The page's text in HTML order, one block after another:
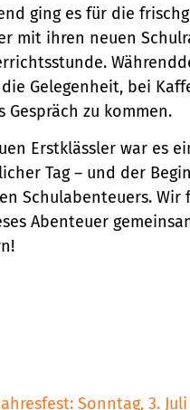
ging es für die
mit ihren neuen
Gelegenheit, bei
Gespräch zu kommen.
Erstklässler war es
Tag – und der
Schulabenteuers. Wir
Abenteuer
Sonntag, 3. Juli